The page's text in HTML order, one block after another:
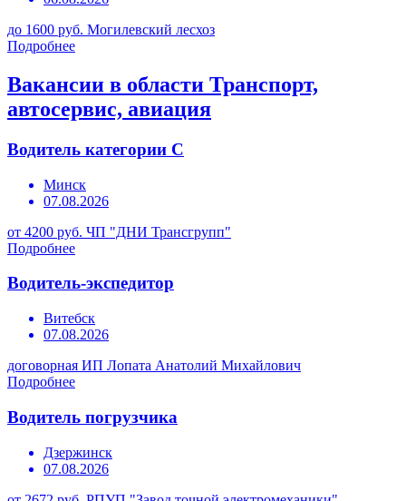
до 1600 руб. Могилевский лесхоз
Подробнее
Вакансии в области Транспорт,
автосервис, авиация
Водитель категории С
Минск
07.08.2026
от 4200 руб. ЧП "ДНИ Трансгрупп"
Подробнее
Водитель-экспедитор
Витебск
07.08.2026
договорная ИП Лопата Анатолий Михайлович
Подробнее
Водитель погрузчика
Дзержинск
07.08.2026